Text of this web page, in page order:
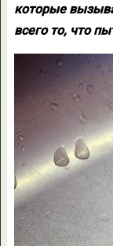
которые
всего то, что